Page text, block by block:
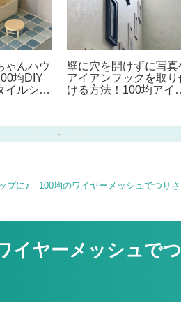
ゃんハウ
均DIY
イルシー
ハウス③
壁に穴を開けずに写真
アイアンフックを取り
ける方法！100均アイ
プに♪ 100均のワイヤーメッシュでつり
イヤーメッシュでつ